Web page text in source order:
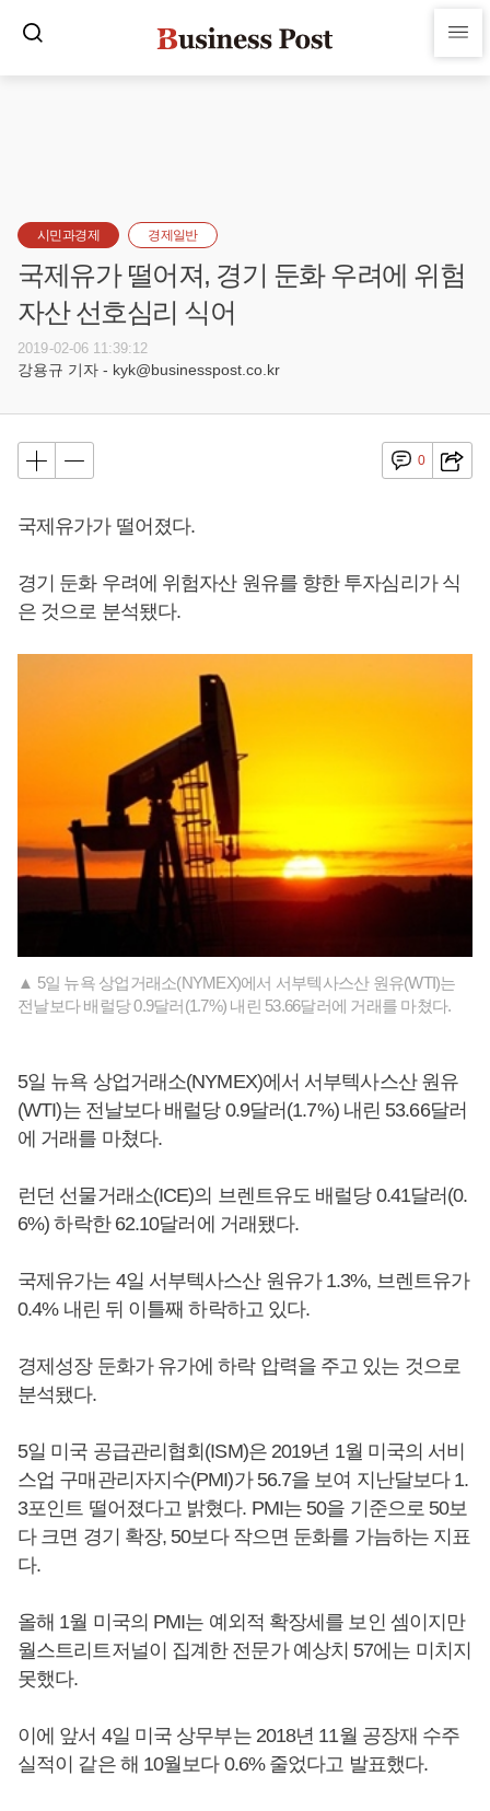
시민과경제 경제일반
국제유가 떨어져, 경기 둔화 우려에 위험
자산 선호심리 식어
2019-02-06 11:39:12
강용규 기자 - kyk@businesspost.co.kr
0
국제유가가 떨어졌다.
경기 둔화 우려에 위험자산 원유를 향한 투자심리가 식
은 것으로 분석됐다.
▲ 5일 뉴욕 상업거래소(NYMEX)에서 서부텍사스산 원유(WTI)는
전날보다 배럴당 0.9달러(1.7%) 내린 53.66달러에 거래를 마쳤다.
5일 뉴욕 상업거래소(NYMEX)에서 서부텍사스산 원유
(WTI)는 전날보다 배럴당 0.9달러(1.7%) 내린 53.66달러
에 거래를 마쳤다.
런던 선물거래소(ICE)의 브렌트유도 배럴당 0.41달러(0.
6%) 하락한 62.10달러에 거래됐다.
국제유가는 4일 서부텍사스산 원유가 1.3%, 브렌트유가
0.4% 내린 뒤 이틀째 하락하고 있다.
경제성장 둔화가 유가에 하락 압력을 주고 있는 것으로
분석됐다.
5일 미국 공급관리협회(ISM)은 2019년 1월 미국의 서비
스업 구매관리자지수(PMI)가 56.7을 보여 지난달보다 1.
3포인트 떨어졌다고 밝혔다. PMI는 50을 기준으로 50보
다 크면 경기 확장, 50보다 작으면 둔화를 가늠하는 지표
다.
올해 1월 미국의 PMI는 예외적 확장세를 보인 셈이지만
월스트리트저널이 집계한 전문가 예상치 57에는 미치지
못했다.
이에 앞서 4일 미국 상무부는 2018년 11월 공장재 수주
실적이 같은 해 10월보다 0.6% 줄었다고 발표했다.